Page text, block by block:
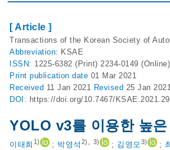
[ Article ]
Transactions of the Korean Society of
Abbreviation: KSAE
ISSN: 1225-6382 (Print) 2234-0149 (Online)
Print publication date 01 Mar 2021
Received 11 Jan 2021 Revised 25 Jan
DOI: https://doi.org/10.7467/
YOLO v3를 이용한 높
이태희 1) ; 박영석 2) , 3) ; 김영모3) ;